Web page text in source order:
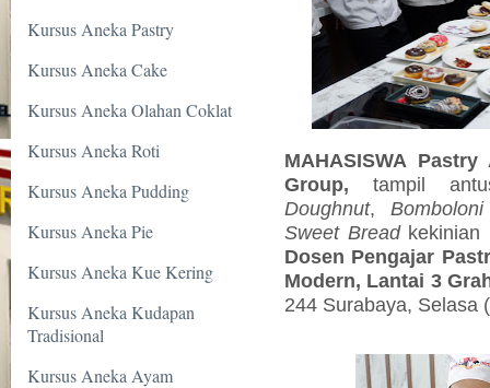
Kursus Aneka Pastry
Kursus Aneka Cake
Kursus Aneka Olahan Coklat
Kursus Aneka Roti
Kursus Aneka Pudding
Kursus Aneka Pie
Kursus Aneka Kue Kering
Kursus Aneka Kudapan
Tradisional
Kursus Aneka Ayam
MAHASISWA Pastry
Group, tampil
Doughnut,
Sweet Bread
Dosen Pengajar
Modern, Lantai 3
244 Surabaya, Selasa